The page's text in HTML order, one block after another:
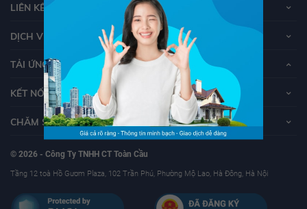
LIÊN KẾT
DỊCH VỤ KHÁCH HÀNG
TẢI ỨNG DỤNG YOUHOMES
KẾT NỐI VỚI YOUHOMES
CHĂM SÓC KHÁCH HÀNG
© 2026 - Công Ty TNHH CT Toàn Cầu
Tầng 12 toà Hồ Gươm Plaza, 102 Trần Phú, Phường Mộ Lao, Hà Đông, Hà Nội